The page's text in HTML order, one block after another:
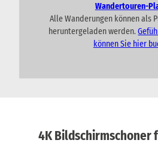
Wandertouren-
Alle Wanderungen können als
heruntergeladen werden.
können Sie hier
4K Bildschirmschoner